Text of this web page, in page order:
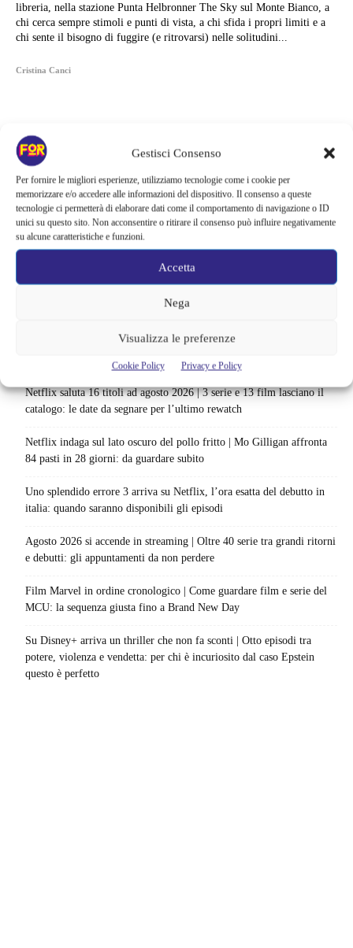
Gestisci Consenso
Per fornire le migliori esperienze, utilizziamo tecnologie come i cookie per
memorizzare e/o accedere alle informazioni del dispositivo. Il consenso a queste
tecnologie ci permetterà di elaborare dati come il comportamento di navigazione o ID
unici su questo sito. Non acconsentire o ritirare il consenso può influire negativamente
su alcune caratteristiche e funzioni.
Accetta
Nega
Visualizza le preferenze
Cookie Policy Privacy e Policy
libreria, nella stazione Punta Helbronner The Sky sul Monte Bianco, a
chi cerca sempre stimoli e punti di vista, a chi sfida i propri limiti e a
chi sente il bisogno di fuggire (e ritrovarsi) nelle solitudini...
Cristina Canci
Sony ferma i film sui personaggi di Spider-Man, nessun nuovo
progetto è in sviluppo: cosa resta dell’esperimento
Netflix saluta 16 titoli ad agosto 2026 | 3 serie e 13 film lasciano il
catalogo: le date da segnare per l’ultimo rewatch
Netflix indaga sul lato oscuro del pollo fritto | Mo Gilligan affronta
84 pasti in 28 giorni: da guardare subito
Uno splendido errore 3 arriva su Netflix, l’ora esatta del debutto in
italia: quando saranno disponibili gli episodi
Agosto 2026 si accende in streaming | Oltre 40 serie tra grandi ritorni
e debutti: gli appuntamenti da non perdere
Film Marvel in ordine cronologico | Come guardare film e serie del
MCU: la sequenza giusta fino a Brand New Day
Su Disney+ arriva un thriller che non fa sconti | Otto episodi tra
potere, violenza e vendetta: per chi è incuriosito dal caso Epstein
questo è perfetto